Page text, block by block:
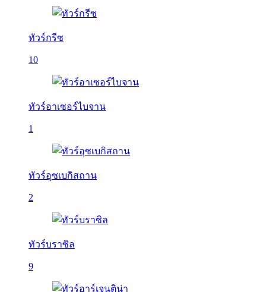
ทัวร์กรีซ
10
ทัวร์อาเซอร์ไบจาน
1
ทัวร์อุซเบกิสถาน
2
ทัวร์บราซิล
9